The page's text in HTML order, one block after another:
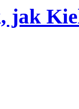
jak